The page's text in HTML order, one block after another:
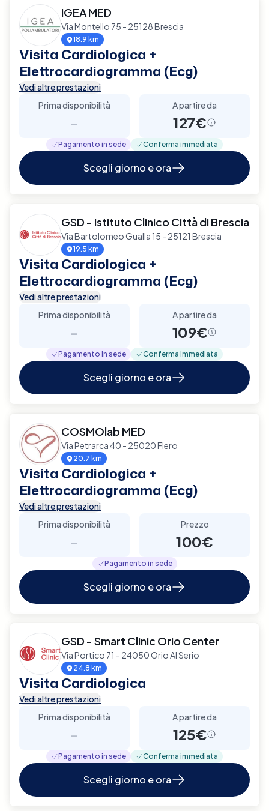
IGEA MED
Via Montello 75 - 25128 Brescia
18.9 km
Visita Cardiologica +
Elettrocardiogramma (Ecg)
Vedi altre prestazioni
Prima disponibilità
-
A partire da
127€
Pagamento in sede Conferma immediata
Scegli giorno e ora
GSD - Istituto Clinico Città di Brescia
Via Bartolomeo Gualla 15 - 25121 Brescia
19.5 km
Visita Cardiologica +
Elettrocardiogramma (Ecg)
Vedi altre prestazioni
Prima disponibilità
-
A partire da
109€
Pagamento in sede Conferma immediata
Scegli giorno e ora
COSMOlab MED
Via Petrarca 40 - 25020 Flero
20.7 km
Visita Cardiologica +
Elettrocardiogramma (Ecg)
Vedi altre prestazioni
Prima disponibilità
-
Prezzo
100€
Pagamento in sede
Scegli giorno e ora
GSD - Smart Clinic Orio Center
Via Portico 71 - 24050 Orio Al Serio
24.8 km
Visita Cardiologica
Vedi altre prestazioni
Prima disponibilità
-
A partire da
125€
Pagamento in sede Conferma immediata
Scegli giorno e ora